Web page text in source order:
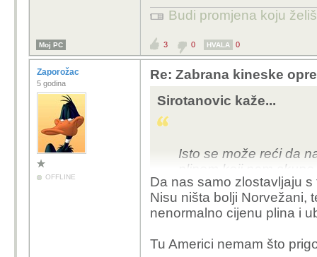
Budi promjena koju
Moj PC 3 0 HVALA 0
Zaporožac
5 godina
OFFLINE
Re: Zabrana kineske
Sirotanovic kaže...
Isto se može reći da
plinom koji nam
tome nas ekonomski
Da nas samo zlostavljaju
Nisu ništa bolji Norvežani,
nenormalno cijenu plina i
Tu Americi nemam što